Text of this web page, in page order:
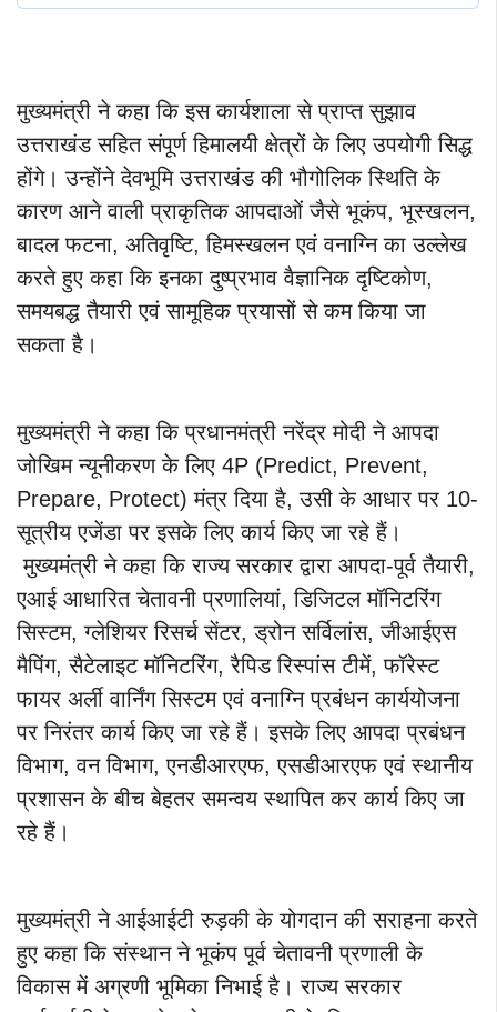
मुख्यमंत्री ने कहा कि इस कार्यशाला से प्राप्त सुझाव
उत्तराखंड सहित संपूर्ण हिमालयी क्षेत्रों के लिए उपयोगी सिद्ध
होंगे। उन्होंने देवभूमि उत्तराखंड की भौगोलिक स्थिति के
कारण आने वाली प्राकृतिक आपदाओं जैसे भूकंप, भूस्खलन,
बादल फटना, अतिवृष्टि, हिमस्खलन एवं वनाग्नि का उल्लेख
करते हुए कहा कि इनका दुष्प्रभाव वैज्ञानिक दृष्टिकोण,
समयबद्ध तैयारी एवं सामूहिक प्रयासों से कम किया जा
सकता है।
मुख्यमंत्री ने कहा कि प्रधानमंत्री नरेंद्र मोदी ने आपदा
जोखिम न्यूनीकरण के लिए 4P (Predict, Prevent,
Prepare, Protect) मंत्र दिया है, उसी के आधार पर 10-
सूत्रीय एजेंडा पर इसके लिए कार्य किए जा रहे हैं।
मुख्यमंत्री ने कहा कि राज्य सरकार द्वारा आपदा-पूर्व तैयारी,
एआई आधारित चेतावनी प्रणालियां, डिजिटल मॉनिटरिंग
सिस्टम, ग्लेशियर रिसर्च सेंटर, ड्रोन सर्विलांस, जीआईएस
मैपिंग, सैटेलाइट मॉनिटरिंग, रैपिड रिस्पांस टीमें, फॉरेस्ट
फायर अर्ली वार्निंग सिस्टम एवं वनाग्नि प्रबंधन कार्ययोजना
पर निरंतर कार्य किए जा रहे हैं। इसके लिए आपदा प्रबंधन
विभाग, वन विभाग, एनडीआरएफ, एसडीआरएफ एवं स्थानीय
प्रशासन के बीच बेहतर समन्वय स्थापित कर कार्य किए जा
रहे हैं।
मुख्यमंत्री ने आईआईटी रुड़की के योगदान की सराहना करते
हुए कहा कि संस्थान ने भूकंप पूर्व चेतावनी प्रणाली के
विकास में अग्रणी भूमिका निभाई है। राज्य सरकार